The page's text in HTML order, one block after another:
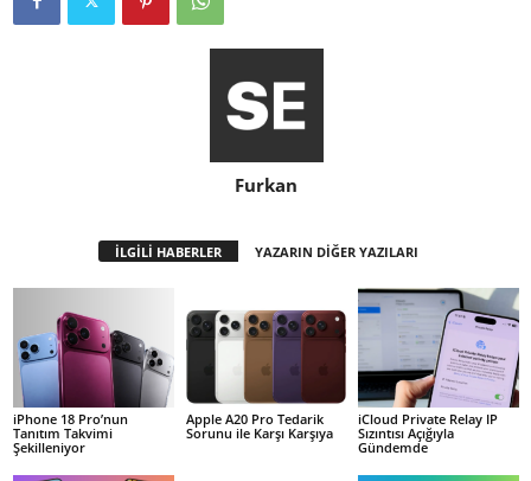
Furkan
İLGİLİ HABERLER YAZARIN DİĞER YAZILARI
iPhone 18 Pro’nun
Tanıtım Takvimi
Şekilleniyor
Apple A20 Pro Tedarik
Sorunu ile Karşı Karşıya
iCloud Private Relay IP
Sızıntısı Açığıyla
Gündemde